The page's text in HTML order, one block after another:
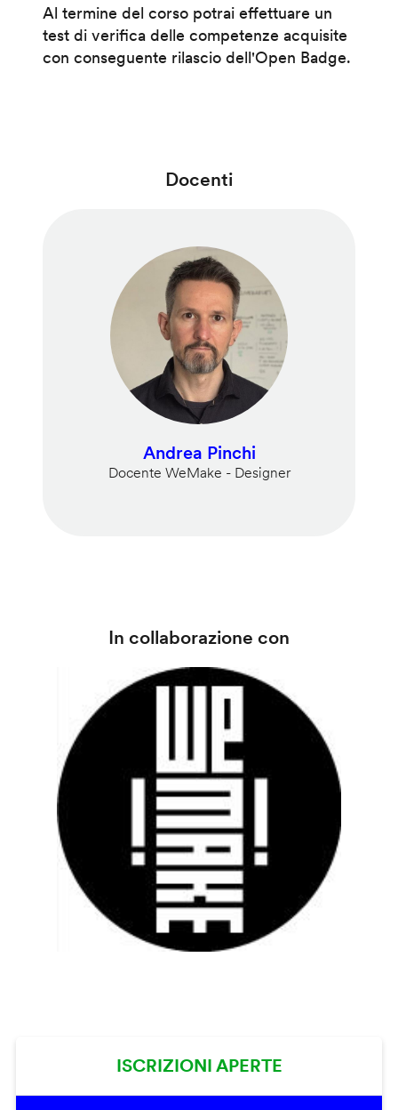
Al termine del corso potrai effettuare un
test di verifica delle competenze acquisite
con conseguente rilascio dell'Open Badge.
Docenti
Andrea Pinchi
Docente WeMake - Designer
In collaborazione con
ISCRIZIONI APERTE